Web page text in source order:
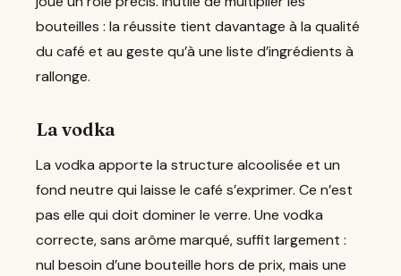
bouteilles : la réussite tient davantage à la qualité
du café et au geste qu’à une liste d’ingrédients à
rallonge.
La vodka
La vodka apporte la structure alcoolisée et un
fond neutre qui laisse le café s’exprimer. Ce n’est
pas elle qui doit dominer le verre. Une vodka
correcte, sans arôme marqué, suffit largement :
nul besoin d’une bouteille hors de prix, mais une